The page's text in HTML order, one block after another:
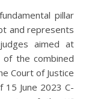
pillar
and represents
aimed at
of the combined
Court of Justice
June 2023 C-